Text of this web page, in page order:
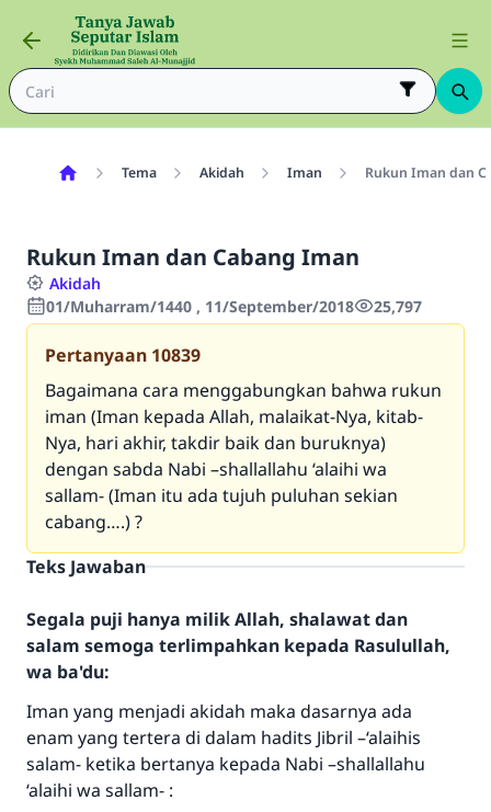
Tema Akidah Iman Rukun Iman dan
Rukun Iman dan Cabang Iman
Akidah
01/Muharram/1440 , 11/September/2018
25,797
Pertanyaan 10839
Bagaimana cara menggabungkan bahwa rukun
iman (Iman kepada Allah, malaikat-Nya, kitab-
Nya, hari akhir, takdir baik dan buruknya)
dengan sabda Nabi –shallallahu ‘alaihi wa
sallam- (Iman itu ada tujuh puluhan sekian
cabang….) ?
Teks Jawaban
Segala puji hanya milik Allah, shalawat dan
salam semoga terlimpahkan kepada Rasulullah,
wa ba'du:
Iman yang menjadi akidah maka dasarnya ada
enam yang tertera di dalam hadits Jibril –‘alaihis
salam- ketika bertanya kepada Nabi –shallallahu
‘alaihi wa sallam- :